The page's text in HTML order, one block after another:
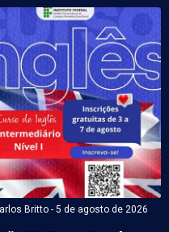
Britto - 5 de agosto de 2026
bairros
de sucatas nos
(BA), ...